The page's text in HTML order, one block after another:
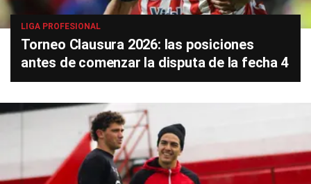
LIGA PROFESIONAL
Torneo Clausura 2026: las posiciones
antes de comenzar la disputa de la fecha 4